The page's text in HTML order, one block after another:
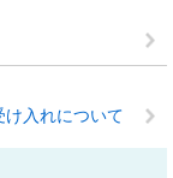
入れについて